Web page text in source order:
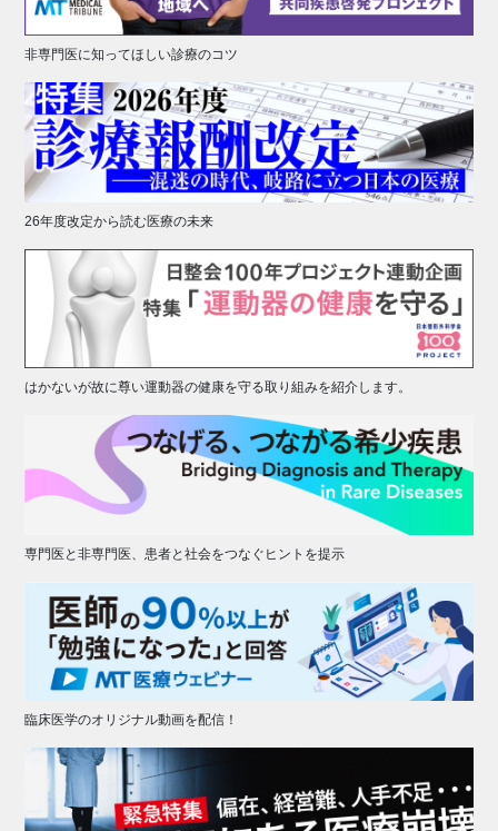
非専門医に知ってほしい診療のコツ
26年度改定から読む医療の未来
はかないが故に尊い運動器の健康を守る取り組みを紹介します。
専門医と非専門医、患者と社会をつなぐヒントを提示
臨床医学のオリジナル動画を配信！